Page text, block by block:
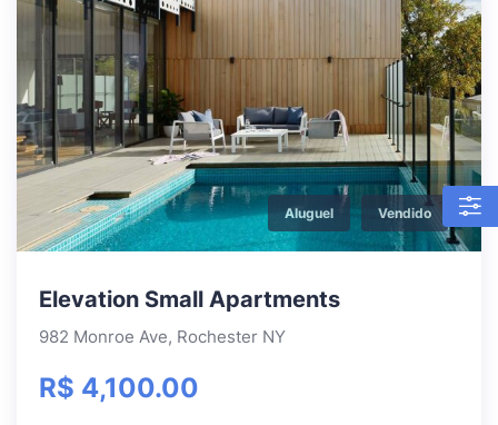
Aluguel Vendido
Elevation Small Apartments
982 Monroe Ave, Rochester NY
R$ 4,100.00